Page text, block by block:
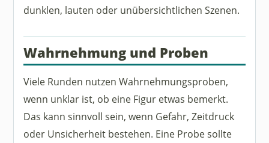
dunklen, lauten oder unübersichtlichen Szenen.
Wahrnehmung und Proben
Viele Runden nutzen Wahrnehmungsproben,
wenn unklar ist, ob eine Figur etwas bemerkt.
Das kann sinnvoll sein, wenn Gefahr, Zeitdruck
oder Unsicherheit bestehen. Eine Probe sollte